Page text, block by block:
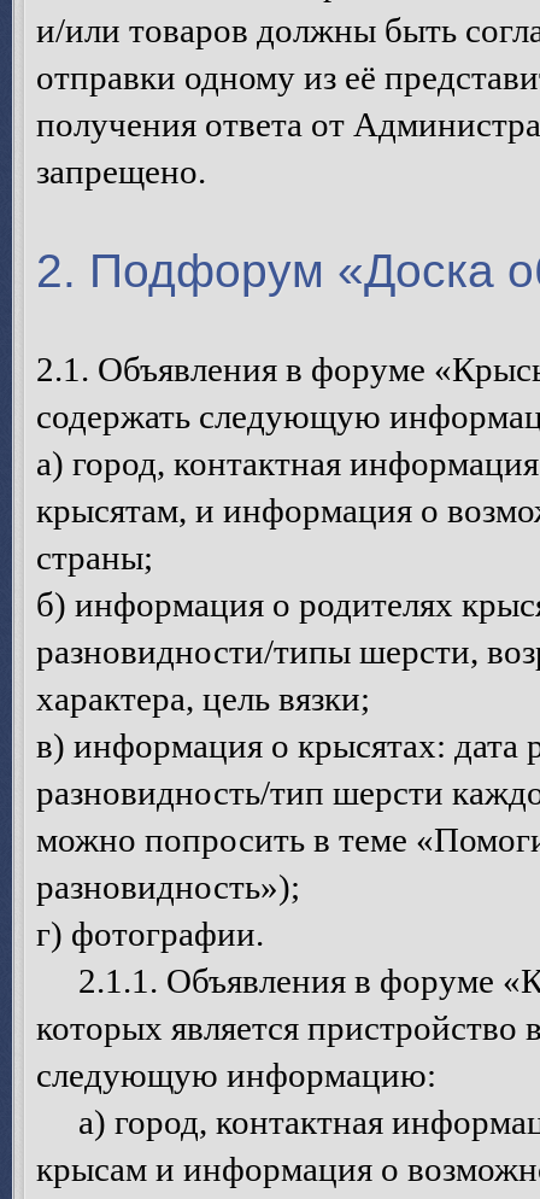
и/или товаров должны быть
отправки одному из её
получения ответа от
запрещено.
2. Подфорум «Доска
2.1. Объявления в форуме
содержать следующую
а) город, контактная
крысятам, и информация о
страны;
б) информация о родителях
разновидности/типы шерсти,
характера, цель вязки;
в) информация о крысятах: дата
разновидность/тип шерсти
можно попросить в теме
разновидность»);
г) фотографии.
2.1.1. Объявления в форуме
которых является
следующую информацию:
а) город, контактная
крысам и информация о